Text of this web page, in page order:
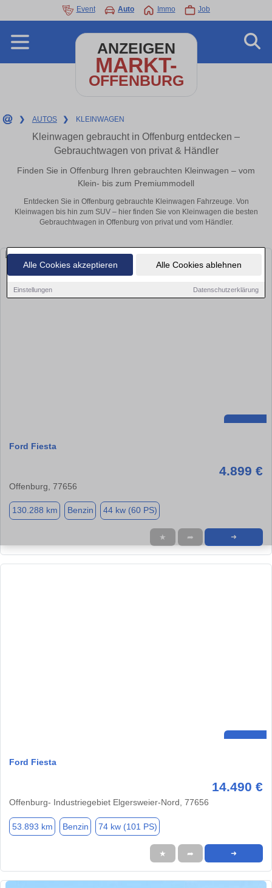
Alle Cookies akzeptieren Alle Cookies ablehnen
Einstellungen Datenschutzerklärung
Event Auto Immo Job
ANZEIGEN
MARKT-
OFFENBURG
❯ AUTOS ❯ KLEINWAGEN
Kleinwagen gebraucht in Offenburg entdecken –
Gebrauchtwagen von privat & Händler
Finden Sie in Offenburg Ihren gebrauchten Kleinwagen – vom
Klein- bis zum Premiummodell
Entdecken Sie in Offenburg gebrauchte Kleinwagen Fahrzeuge. Von
Kleinwagen bis hin zum SUV – hier finden Sie von Kleinwagen die besten
Gebrauchtwagen in Offenburg von privat und vom Händler.
Ford Fiesta
4.899 €
Offenburg, 77656
130.288 km Benzin 44 kw (60 PS)
★ ➦ ➜
Ford Fiesta
14.490 €
Offenburg- Industriegebiet Elgersweier-Nord, 77656
53.893 km Benzin 74 kw (101 PS)
★ ➦ ➜